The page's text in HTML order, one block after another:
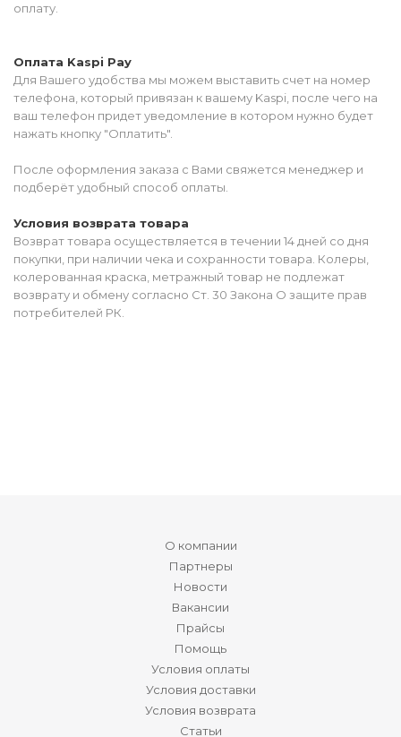
оплату.
Оплата Kaspi Pay
Для Вашего удобства мы можем выставить счет на номер
телефона, который привязан к вашему Kaspi, после чего на
ваш телефон придет уведомление в котором нужно будет
нажать кнопку "Оплатить".
После оформления заказа с Вами свяжется менеджер и
подберёт удобный способ оплаты.
Условия возврата товара
Возврат товара осуществляется в течении 14 дней со дня
покупки, при наличии чека и сохранности товара. Колеры,
колерованная краска, метражный товар не подлежат
возврату и обмену согласно Ст. 30 Закона О защите прав
потребителей РК.
О компании
Партнеры
Новости
Вакансии
Прайсы
Помощь
Условия оплаты
Условия доставки
Условия возврата
Статьи